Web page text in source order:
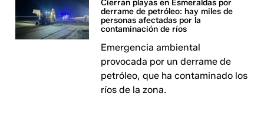
Cierran playas en Esmeraldas por
derrame de petróleo: hay miles de
personas afectadas por la
contaminación de ríos
Emergencia ambiental
provocada por un derrame de
petróleo, que ha contaminado los
ríos de la zona.